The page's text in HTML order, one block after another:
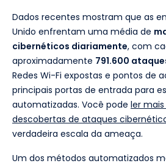
Dados recentes mostram que as
Unido enfrentam uma média de
cibernéticos diariamente, com
aproximadamente 791.600
Redes Wi-Fi expostas e pontos de
principais portas de entrada para
automatizadas. Você pode ler mais
descobertas de ataques
verdadeira escala da ameaça.
Um dos métodos automatizados